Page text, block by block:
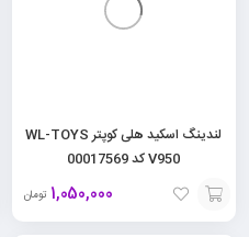
لندینگ اسکید هلی کوپتر WL-TOYS
V950 کد 00017569
1,050,000 تومان
افزودن